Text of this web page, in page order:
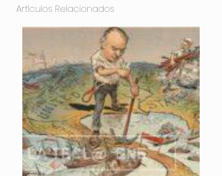
Artículos Relacionados